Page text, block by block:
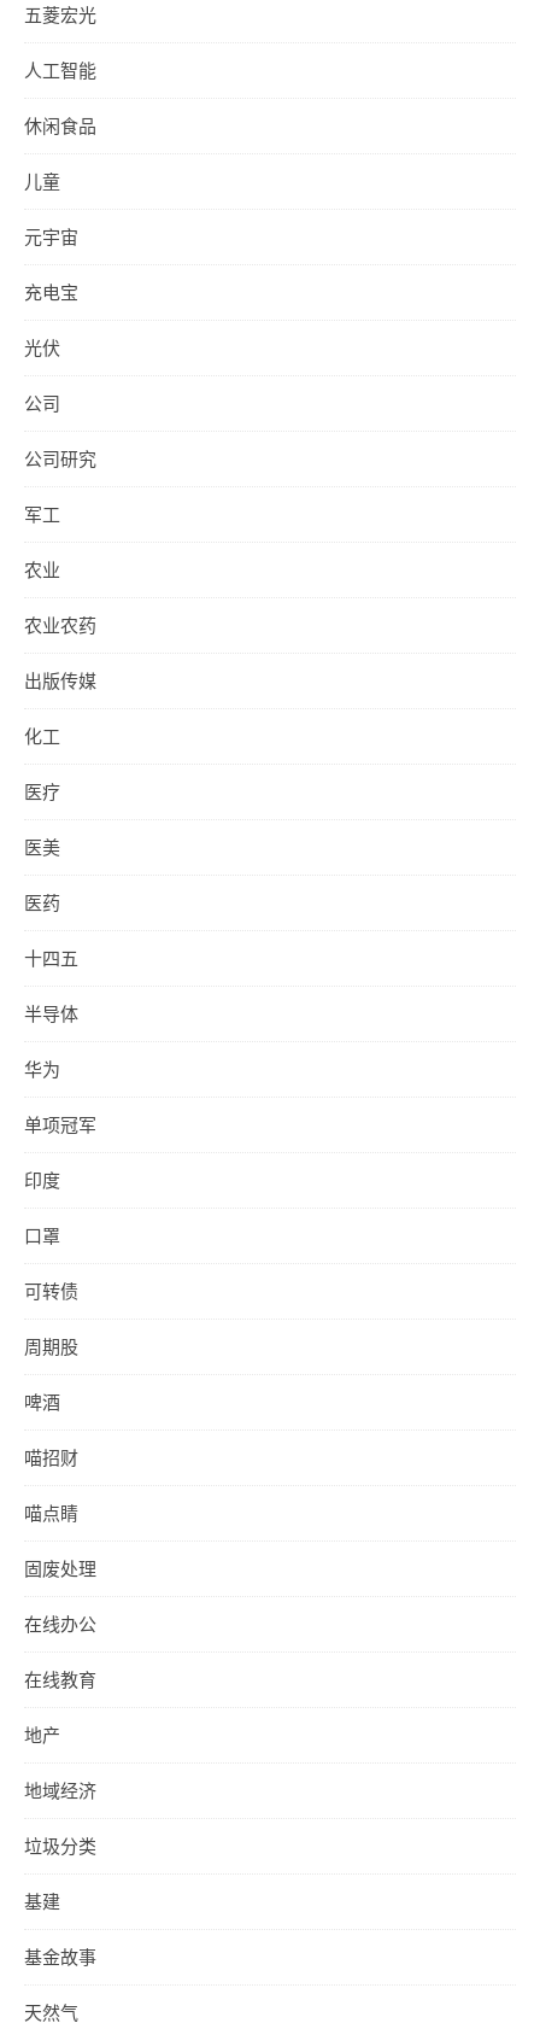
五菱宏光
人工智能
休闲食品
儿童
元宇宙
充电宝
光伏
公司
公司研究
军工
农业
农业农药
出版传媒
化工
医疗
医美
医药
十四五
半导体
华为
单项冠军
印度
口罩
可转债
周期股
啤酒
喵招财
喵点睛
固废处理
在线办公
在线教育
地产
地域经济
垃圾分类
基建
基金故事
天然气